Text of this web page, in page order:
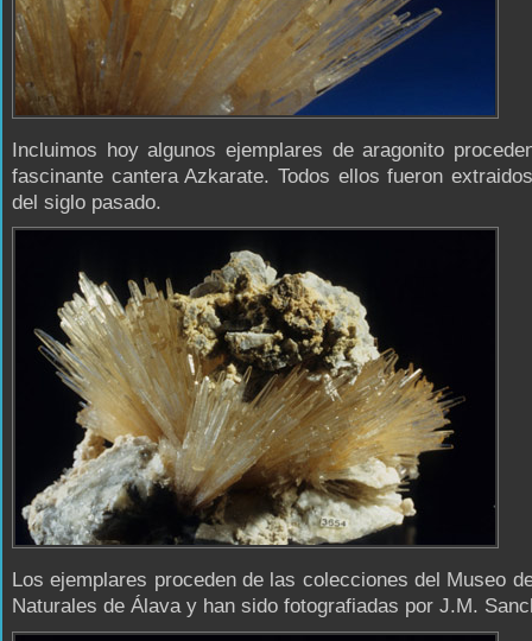
Incluimos hoy algunos ejemplares de aragonito
fascinante cantera Azkarate. Todos ellos fueron
del siglo pasado.
Los ejemplares proceden de las colecciones del Museo
Naturales de Álava y han sido fotografiadas por J.M.